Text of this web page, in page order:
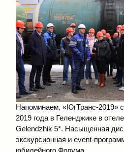
Напоминаем, «ЮгТранс-2019»
2019 года в Геленджике в
Gelendzhik 5*. Насыщенная
экскурсионная и event-
юбилейного Форума.